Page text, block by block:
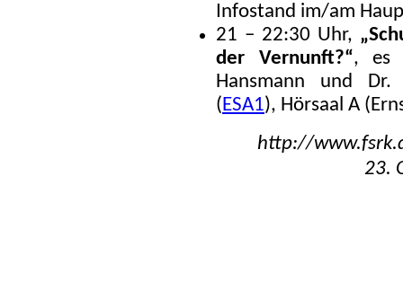
Infostand im/am
21 – 22:30 Uhr,
der Vernunft?“, es
Hansmann und Dr.
(ESA1), Hörsaal A
http://
23.